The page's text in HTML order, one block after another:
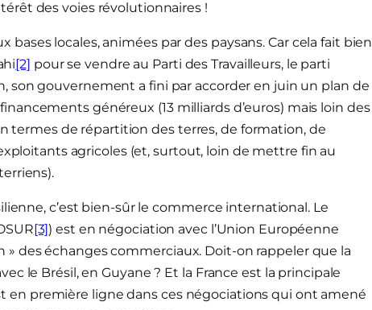
des voies révolutionnaires !
bases locales, animées par des paysans. Car cela fait bien
[2] pour se vendre au Parti des Travailleurs, le parti
son gouvernement a fini par accorder en juin un plan de
généreux (13 milliards d’euros) mais loin des
termes de répartition des terres, de formation, de
agricoles (et, surtout, loin de mettre fin au
c’est bien-sûr le commerce international. Le
[3]) est en négociation avec l’Union Européenne
des échanges commerciaux. Doit-on rappeler que la
le Brésil, en Guyane ? Et la France est la principale
en première ligne dans ces négociations qui ont amené